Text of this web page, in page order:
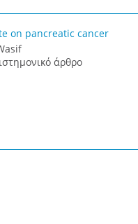
on pancreatic cancer
άρθρο